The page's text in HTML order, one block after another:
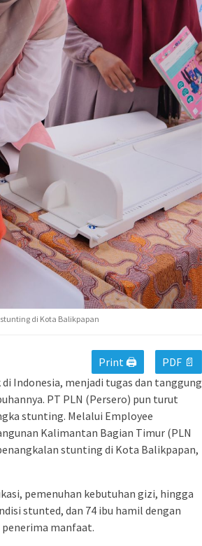
di Kota Balikpapan
Print 🖨
PDF 📄
Indonesia, menjadi tugas dan tanggung
PT PLN (Persero) pun turut
stunting. Melalui Employee
Kalimantan Bagian Timur (PLN
stunting di Kota Balikpapan,
pemenuhan kebutuhan gizi, hingga
stunted, dan 74 ibu hamil dengan
manfaat.